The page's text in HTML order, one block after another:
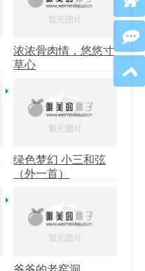
浓浓骨肉情，悠悠寸
草心
绿色梦幻 小三和弦
（外一首）